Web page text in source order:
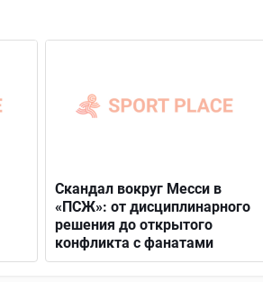
Скандал вокруг Месси в
«ПСЖ»: от дисциплинарного
решения до открытого
конфликта с фанатами